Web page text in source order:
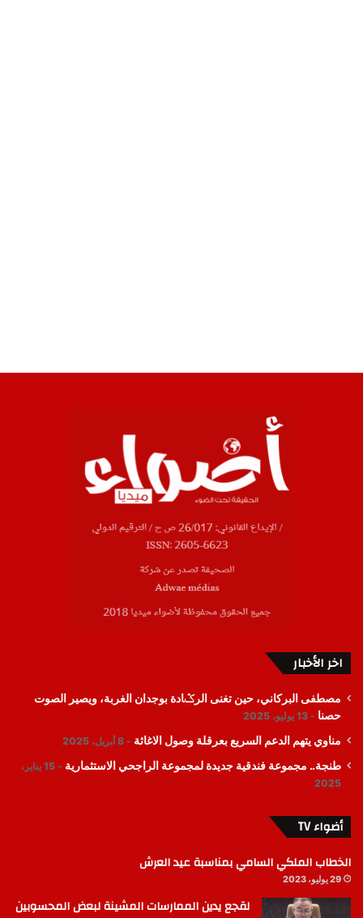
اخر الأخبار
مصطفى البركاني، حين تغنى الرݣادة بوجدان الغربة، ويصير الصوت
حصنا
13 يوليو، 2025
مناوي يتهم الدعم السريع بعرقلة وصول الاغاثة 8 أبريل، 2025
طنجة.. مجموعة فندقية جديدة لمجموعة الراجحي الاستثمارية
15 يناير،
2025
أضواء TV
الخطاب الملكي السامي بمناسبة عيد العرش
29 يوليو، 2023
لقجع يدين الممارسات المشينة لبعض المحسوبين